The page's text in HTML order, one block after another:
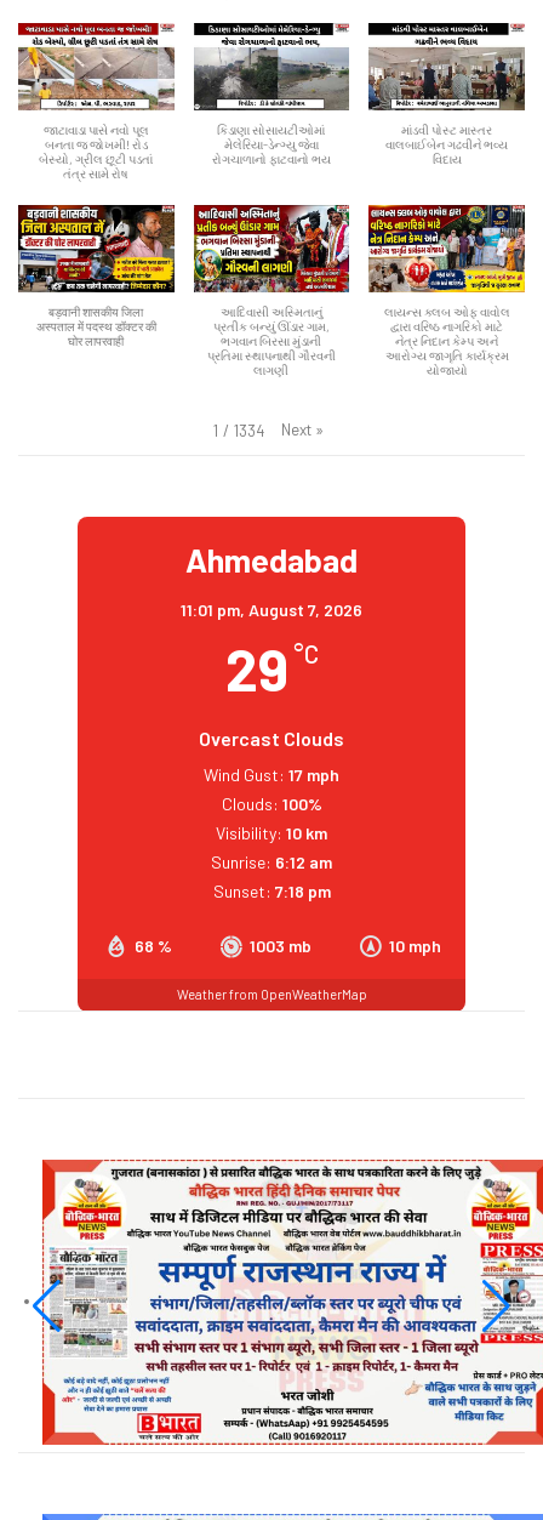
જાટાવાડા પાસે નવો પૂલ
બનતા જ જોખમી! રોડ
બેસ્યો, ગ્રીલ છૂટી પડતાં
તંત્ર સામે રોષ
કિડાણા સોસાયટીઓમાં
મેલેરિયા-ડેન્ગ્યુ જેવા
રોગચાળાનો ફાટવાનો ભય
માંડવી પોસ્ટ માસ્તર
વાલબાઈબેન ગઢવીને ભવ્ય
વિદાય
बड़वानी शासकीय जिला
अस्पताल में पदस्थ डॉक्टर की
घोर लापरवाही
આદિવાસી અસ્મિતાનું
પ્રતીક બન્યું ઊંડાર ગામ,
ભગવાન બિરસા મુંડાની
પ્રતિમા સ્થાપનાથી ગૌરવની
લાગણી
લાયન્સ ક્લબ ઓફ વાવોલ
દ્વારા વરિષ્ઠ નાગરિકો માટે
નેત્ર નિદાન કેમ્પ અને
આરોગ્ય જાગૃતિ કાર્યક્રમ
યોજાયો
1 / 1334 Next »
Ahmedabad
11:01 pm, August 7, 2026
29 °C
Overcast Clouds
68 % 1003 mb 10 mph
Wind Gust: 17 mph
Clouds: 100%
Visibility: 10 km
Sunrise: 6:12 am
Sunset: 7:18 pm
Weather from OpenWeatherMap